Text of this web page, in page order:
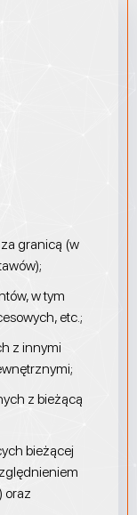
za granicą (w
w tym
etc.;
z innymi
z bieżącą
bieżącej
oraz